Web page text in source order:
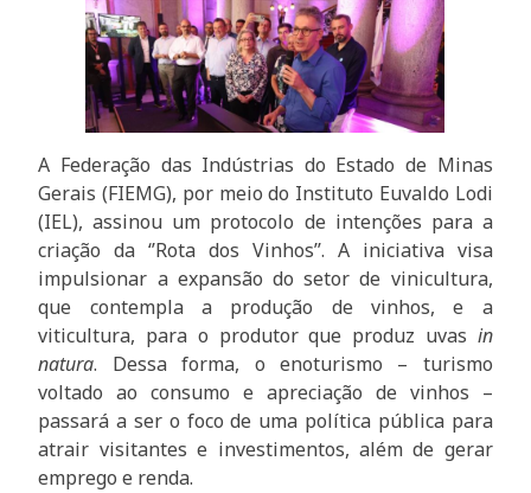
A Federação das Indústrias do Estado de Minas
Gerais (FIEMG), por meio do Instituto Euvaldo Lodi
(IEL), assinou um protocolo de intenções para a
criação da ‘’Rota dos Vinhos’’. ​A iniciativa visa
impulsionar a expansão do setor de vinicultura,
que contempla a produção de vinhos, e a
viticultura, para o produtor que produz uvas in
natura. Dessa forma, o enoturismo – turismo
voltado ao consumo e apreciação de vinhos –
passará a ser o foco de uma política pública para
atrair visitantes e investimentos, além de gerar
emprego e renda.